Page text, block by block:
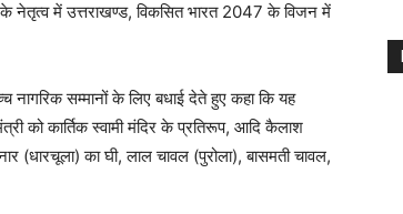
के नेतृत्व में उत्तराखण्ड, विकसित भारत 2047 के विजन में
नागरिक सम्मानों के लिए बधाई देते हुए कहा कि यह
को कार्तिक स्वामी मंदिर के प्रतिरूप, आदि कैलाश
(धारचूला) का घी, लाल चावल (पुरोला), बासमती चावल,